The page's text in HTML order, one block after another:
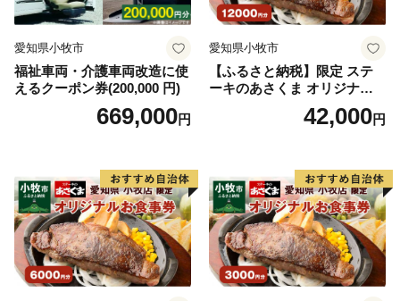
愛知県小牧市
福祉車両・介護車両改造に使
えるクーポン券(200,000 円)
669,000円
愛知県小牧市
【ふるさと納税】限定 ステ
ーキのあさくま オリジナル
お食事券 12000円 お好きなメ
ニュー 好きなだけ コーンス
県 小牧店 小牧市 チケット 送
料無料
42,000円